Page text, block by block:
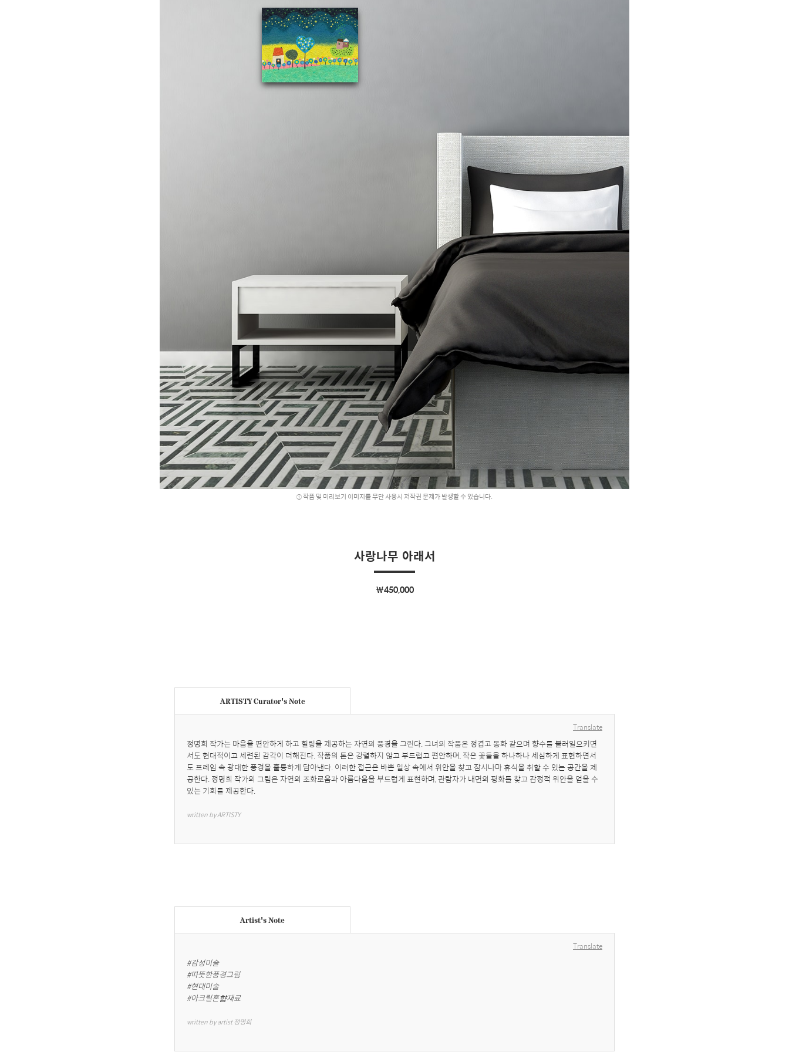
작품 및 미리보기 이미지를 무단 사용시 저작권 문제가 발생할 수 있습니다.
사랑나무 아래서
￦450,000
ARTISTY Curator's Note
Translate
정명희 작가는 마음을 편안하게 하고 힐링을 제공하는 자연의 풍경을 그린다. 그녀의 작품은 정겹고 동화 같으며 향수를 불러일으키면
서도 현대적이고 세련된 감각이 더해진다. 작품의 톤은 강렬하지 않고 부드럽고 편안하며, 작은 꽃들을 하나하나 세심하게 표현하면서
도 프레임 속 광대한 풍경을 훌륭하게 담아낸다. 이러한 접근은 바쁜 일상 속에서 위안을 찾고 잠시나마 휴식을 취할 수 있는 공간을 제
공한다. 정명희 작가의 그림은 자연의 조화로움과 아름다움을 부드럽게 표현하며, 관람자가 내면의 평화를 찾고 감정적 위안을 얻을 수
있는 기회를 제공한다.
written by ARTISTY
Artist's Note
Translate
#감성미술
#따뜻한풍경그림
#현대미술
#아크릴혼햡재료
written by artist 정명희